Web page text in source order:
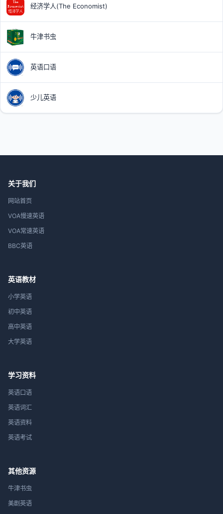
经济学人(The Economist)
牛津书虫
英语口语
少儿英语
关于我们
网站首页
VOA慢速英语
VOA常速英语
BBC英语
英语教材
小学英语
初中英语
高中英语
大学英语
学习资料
英语口语
英语词汇
英语资料
英语考试
其他资源
牛津书虫
美剧英语